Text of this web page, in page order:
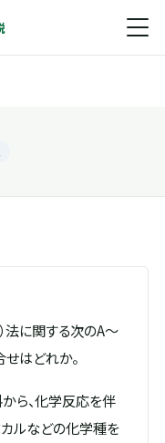
に関する次のA～
はどれか。
ら、化学反応を伴
カルなどの化学種を